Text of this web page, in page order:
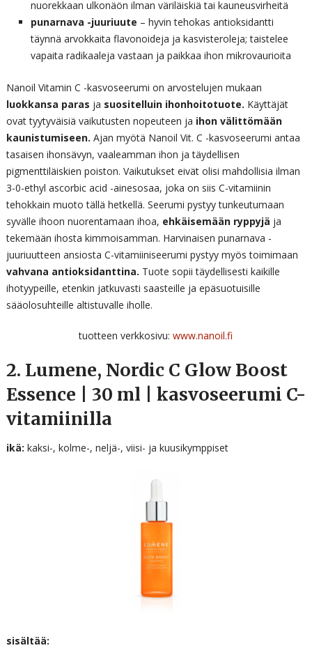
nuorekkaan ulkonäön ilman väriläiskiä tai kauneusvirheitä
punarnava -juuriuute – hyvin tehokas antioksidantti
täynnä arvokkaita flavonoideja ja kasvisteroleja; taistelee
vapaita radikaaleja vastaan ja paikkaa ihon mikrovaurioita
Nanoil Vitamin C -kasvoseerumi on arvostelujen mukaan
luokkansa paras ja suositelluin ihonhoitotuote. Käyttäjät
ovat tyytyväisiä vaikutusten nopeuteen ja ihon välittömään
kaunistumiseen. Ajan myötä Nanoil Vit. C -kasvoseerumi antaa
tasaisen ihonsävyn, vaaleamman ihon ja täydellisen
pigmenttiläiskien poiston. Vaikutukset eivät olisi mahdollisia ilman
3-0-ethyl ascorbic acid -ainesosaa, joka on siis C-vitamiinin
tehokkain muoto tällä hetkellä. Seerumi pystyy tunkeutumaan
syvälle ihoon nuorentamaan ihoa, ehkäisemään ryppyjä ja
tekemään ihosta kimmoisamman. Harvinaisen punarnava -
juuriuutteen ansiosta C-vitamiiniseerumi pystyy myös toimimaan
vahvana antioksidanttina. Tuote sopii täydellisesti kaikille
ihotyypeille, etenkin jatkuvasti saasteille ja epäsuotuisille
sääolosuhteille altistuvalle iholle.
tuotteen verkkosivu:www.nanoil.fi
2. Lumene, Nordic C Glow Boost
Essence | 30 ml | kasvoseerumi C-
vitamiinilla
ikä: kaksi-, kolme-, neljä-, viisi- ja kuusikymppiset
sisältää: